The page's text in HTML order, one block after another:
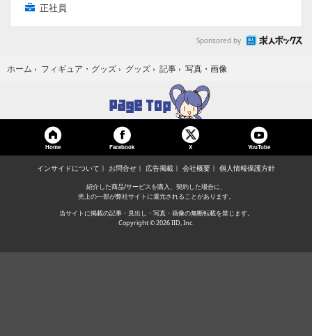
正社員
Sponsored by
ホーム › フィギュア・グッズ › グッズ › 記事 › 写真・画像
Home Facebook X YouTube
インサイドについて お問合せ 広告掲載 会社概要 個人情報保護方針
紹介した商品/サービスを購入、契約した場合に、
売上の一部が弊社サイトに還元されることがあります。
当サイトに掲載の記事・見出し・写真・画像の無断転載を禁じます。
Copyright © 2026 IID, Inc.